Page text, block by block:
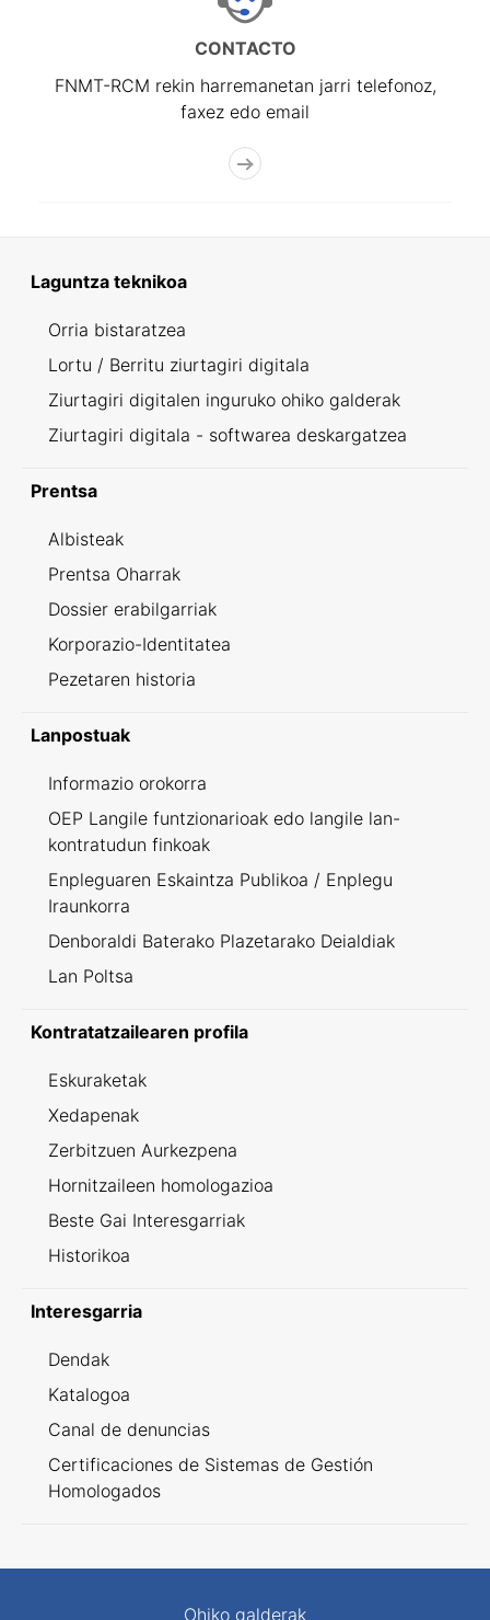
CONTACTO
FNMT-RCM rekin harremanetan jarri telefonoz,
faxez edo email
Laguntza teknikoa
Orria bistaratzea
Lortu / Berritu ziurtagiri digitala
Ziurtagiri digitalen inguruko ohiko galderak
Ziurtagiri digitala - softwarea deskargatzea
Prentsa
Albisteak
Prentsa Oharrak
Dossier erabilgarriak
Korporazio-Identitatea
Pezetaren historia
Lanpostuak
Informazio orokorra
OEP Langile funtzionarioak edo langile lan-
kontratudun finkoak
Enpleguaren Eskaintza Publikoa / Enplegu
Iraunkorra
Denboraldi Baterako Plazetarako Deialdiak
Lan Poltsa
Kontratatzailearen profila
Eskuraketak
Xedapenak
Zerbitzuen Aurkezpena
Hornitzaileen homologazioa
Beste Gai Interesgarriak
Historikoa
Interesgarria
Dendak
Katalogoa
Canal de denuncias
Certificaciones de Sistemas de Gestión
Homologados
Ohiko galderak